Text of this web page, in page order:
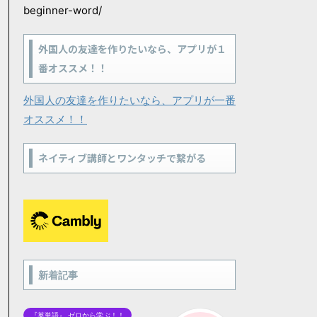
beginner-word/
外国人の友達を作りたいなら、アプリが１
番オススメ！！
外国人の友達を作りたいなら、アプリが一番
オススメ！！
ネイティブ講師とワンタッチで繋がる
新着記事
『英単語』 ゼロから学ぶ！！